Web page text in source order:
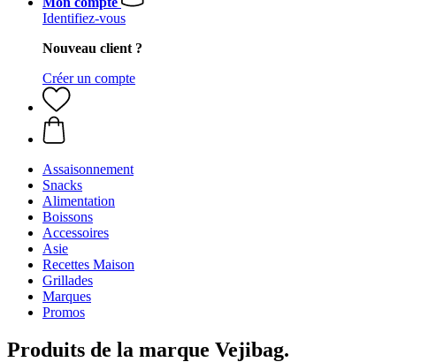
Identifiez-vous
Nouveau client ?
Créer un compte
Assaisonnement
Snacks
Alimentation
Boissons
Accessoires
Asie
Recettes Maison
Grillades
Marques
Promos
Produits de la marque Vejibag.